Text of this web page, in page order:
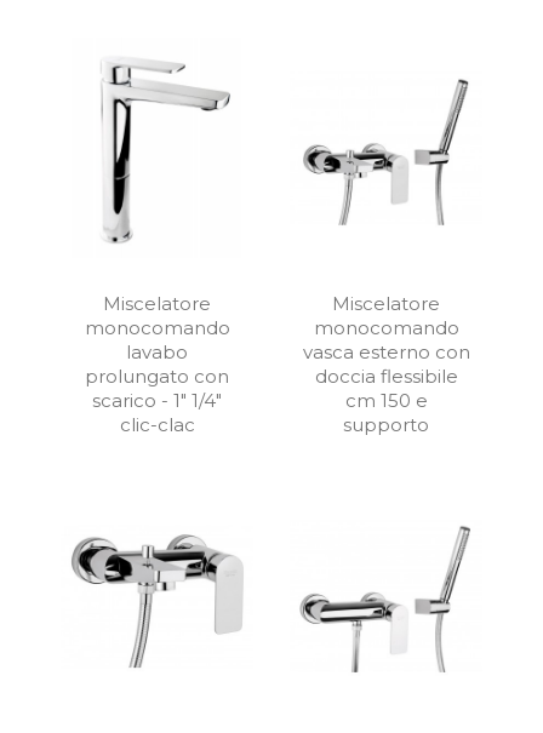
Miscelatore
monocomando
lavabo
prolungato con
scarico - 1" 1/4"
clic-clac
Miscelatore
monocomando
vasca esterno con
doccia flessibile
cm 150 e
supporto